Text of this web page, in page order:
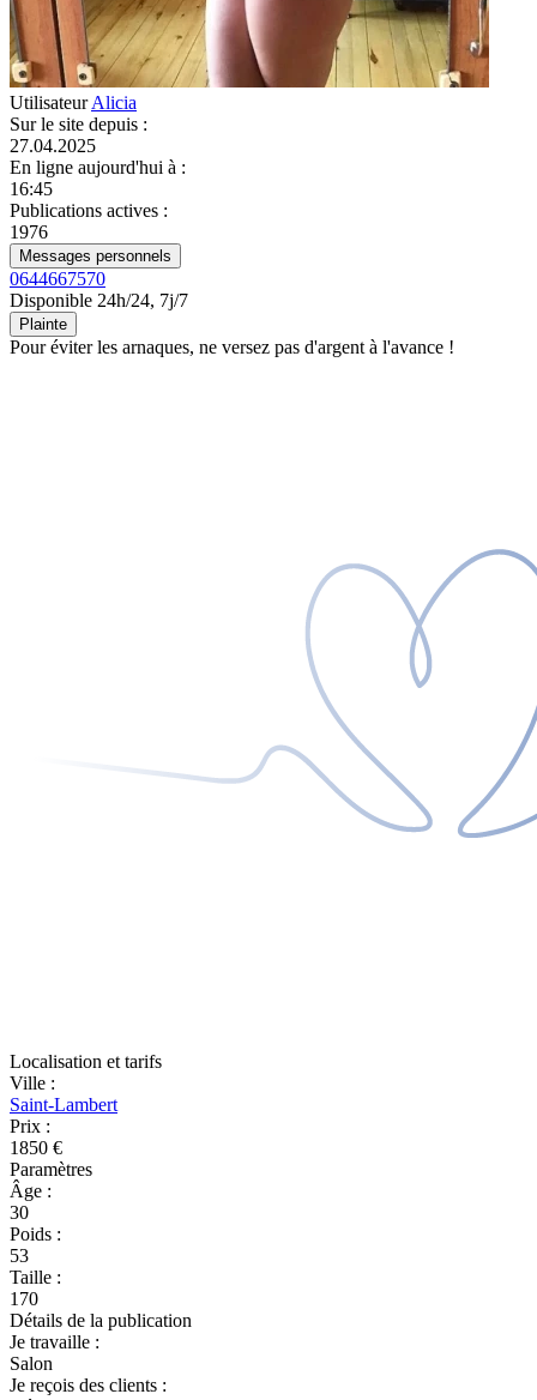
UtilisateurAlicia
Sur le site depuis :
27.04.2025
En ligne aujourd'hui à :
16:45
Publications actives :
1976
Messages personnels
0644667570
Disponible 24h/24, 7j/7
Plainte
Pour éviter les arnaques, ne versez pas d'argent à l'avance !
Localisation et tarifs
Ville :
Saint-Lambert
Prix :
1850 €
Paramètres
Âge :
30
Poids :
53
Taille :
170
Détails de la publication
Je travaille :
Salon
Je reçois des clients :